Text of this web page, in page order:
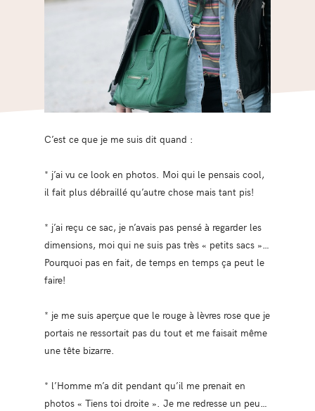
C’est ce que je me suis dit quand :
* j’ai vu ce look en photos. Moi qui le pensais cool,
il fait plus débraillé qu’autre chose mais tant pis!
* j’ai reçu ce sac, je n’avais pas pensé à regarder les
dimensions, moi qui ne suis pas très « petits sacs »…
Pourquoi pas en fait, de temps en temps ça peut le
faire!
* je me suis aperçue que le rouge à lèvres rose que je
portais ne ressortait pas du tout et me faisait même
une tête bizarre.
* l’Homme m’a dit pendant qu’il me prenait en
photos « Tiens toi droite ». Je me redresse un peu…